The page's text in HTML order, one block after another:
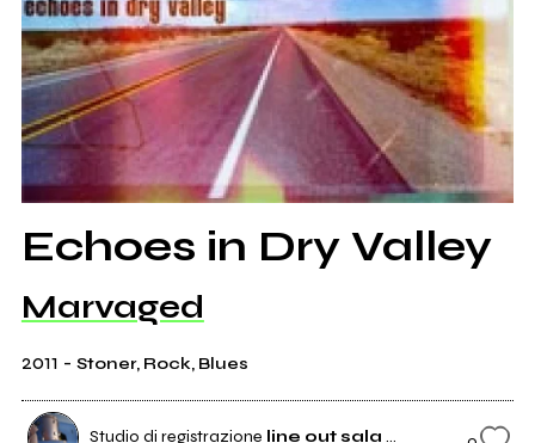
Echoes in Dry Valley
Marvaged
2011 - Stoner, Rock, Blues
Studio di registrazione line out sala prove